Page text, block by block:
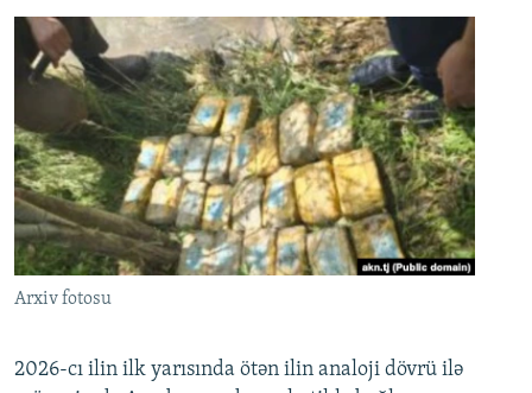
Arxiv fotosu
2026-cı ilin ilk yarısında ötən ilin analoji dövrü ilə